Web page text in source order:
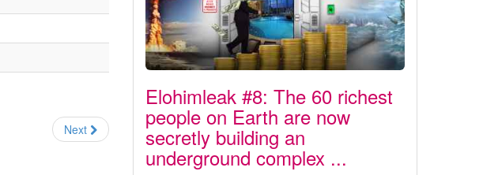
Next
Elohimleak #8: The 60 richest
people on Earth are now
secretly building an
underground complex ...